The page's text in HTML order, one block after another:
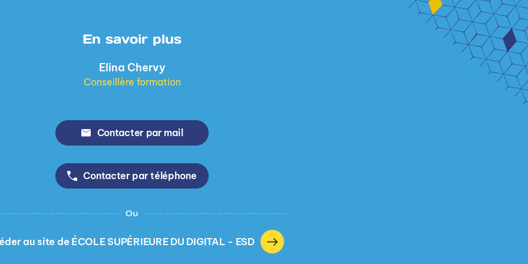
En savoir plus
Elina Chervy
Conseillère formation
Contacter par mail
Contacter par téléphone
Ou
au site de ÉCOLE SUPÉRIEURE DU DIGITAL - ESD